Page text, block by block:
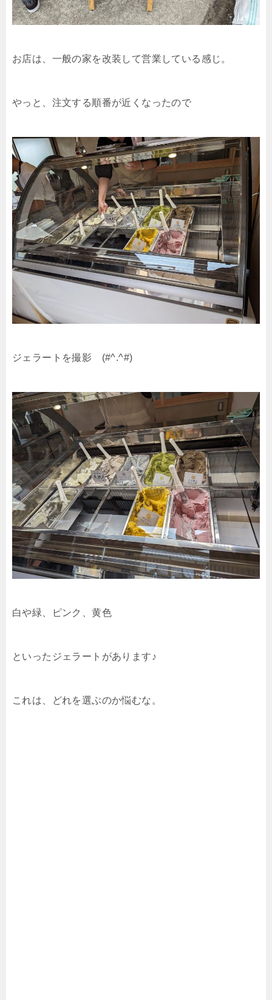
お店は、一般の家を改装して営業している感じ。
やっと、注文する順番が近くなったので
ジェラートを撮影 (#^.^#)
白や緑、ピンク、黄色
といったジェラートがあります♪
これは、どれを選ぶのか悩むな。